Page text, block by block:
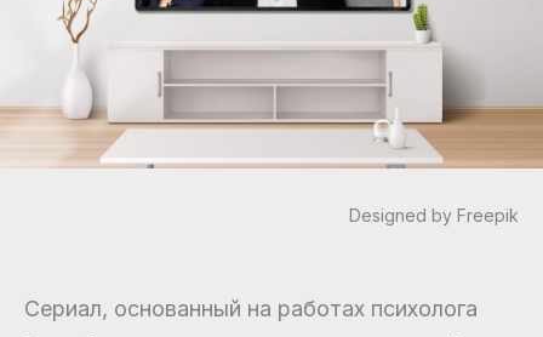
Designed by Freepik
Сериал, основанный на работах психолога